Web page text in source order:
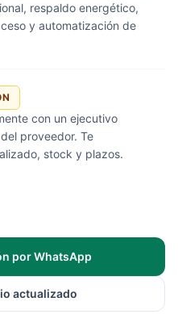
respaldo energético,
y automatización de
con un ejecutivo
proveedor. Te
stock y plazos.
por WhatsApp
actualizado